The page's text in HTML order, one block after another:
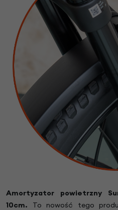
Amortyzator powietrzny
10cm. To nowość tego